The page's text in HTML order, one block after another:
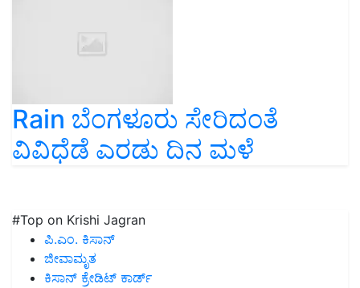
Rain ಬೆಂಗಳೂರು ಸೇರಿದಂತೆ
ವಿವಿಧೆಡೆ ಎರಡು ದಿನ ಮಳೆ
#Top on Krishi Jagran
ಪಿ.ಎಂ. ಕಿಸಾನ್
ಜೀವಾಮೃತ
ಕಿಸಾನ್ ಕ್ರೇಡಿಟ್ ಕಾರ್ಡ್